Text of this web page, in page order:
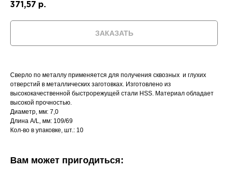
371,57 р.
ЗАКАЗАТЬ
Сверло по металлу применяется для получения сквозных и глухих
отверстий в металлических заготовках. Изготовлено из
высококачественной быстрорежущей стали HSS. Материал обладает
высокой прочностью.
Диаметр, мм: 7,0
Длина A/L, мм: 109/69
Кол-во в упаковке, шт.: 10
Вам может пригодиться: